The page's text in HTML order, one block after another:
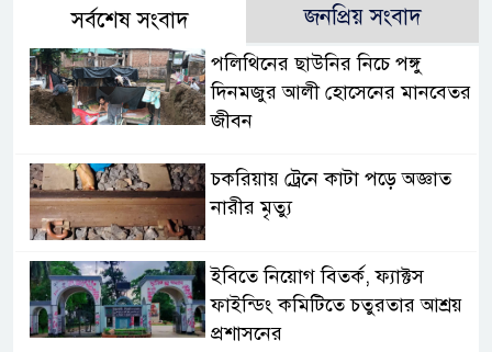
সর্বশেষ সংবাদ জনপ্রিয় সংবাদ
পলিথিনের ছাউনির নিচে পঙ্গু
দিনমজুর আলী হোসেনের মানবেতর
জীবন
চকরিয়ায় ট্রেনে কাটা পড়ে অজ্ঞাত
নারীর মৃত্যু
ইবিতে নিয়োগ বিতর্ক, ফ্যাক্টস
ফাইন্ডিং কমিটিতে চতুরতার আশ্রয়
প্রশাসনের